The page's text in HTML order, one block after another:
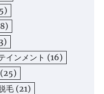
インメント (16)
(25)
毛 (21)